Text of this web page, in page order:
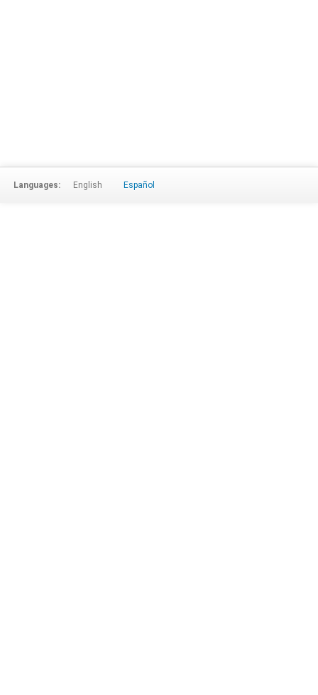
Languages: English Español